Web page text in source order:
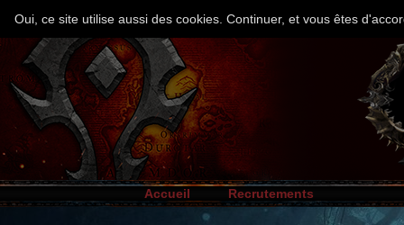
Accueil Recrutements
Oui, ce site utilise aussi des cookies. Continuer, et vous êtes